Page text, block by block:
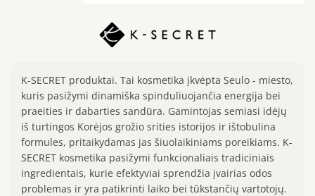
K-SECRET produktai. Tai kosmetika įkvėpta Seulo - miesto,
kuris pasižymi dinamiška spinduliuojančia energija bei
praeities ir dabarties sandūra. Gamintojas semiasi idėjų
iš turtingos Korėjos grožio srities istorijos ir ištobulina
formules, pritaikydamas jas šiuolaikiniams poreikiams. K-
SECRET kosmetika pasižymi funkcionaliais tradiciniais
ingredientais, kurie efektyviai sprendžia įvairias odos
problemas ir yra patikrinti laiko bei tūkstančių vartotojų.